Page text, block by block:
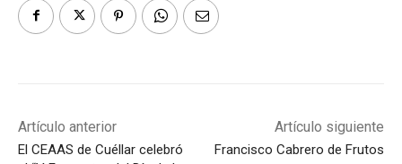
Artículo anterior
El CEAAS de Cuéllar celebró
Artículo siguiente
Francisco Cabrero de Frutos